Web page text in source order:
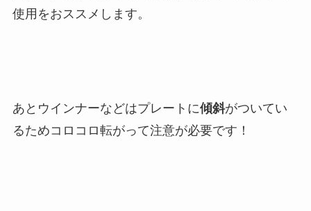
使用をおススメします。
あとウインナーなどはプレートに傾斜がついてい
るためコロコロ転がって注意が必要です！